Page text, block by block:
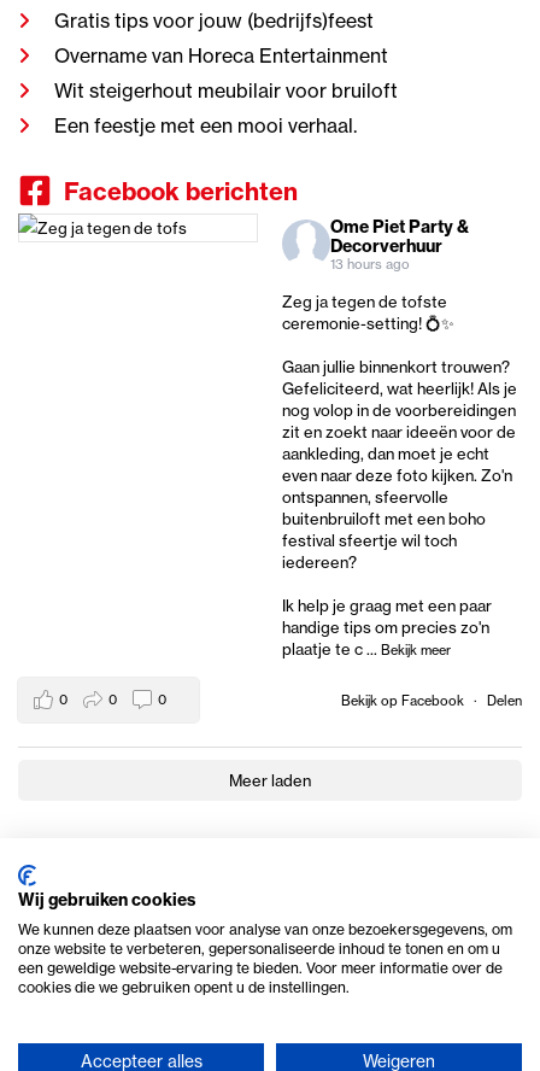
Gratis tips voor jouw (bedrijfs)feest
Overname van Horeca Entertainment
Wit steigerhout meubilair voor bruiloft
Een feestje met een mooi verhaal.
Facebook berichten
Ome Piet Party &
Decorverhuur
13 hours ago
Zeg ja tegen de tofste
ceremonie-setting! 💍✨
Gaan jullie binnenkort trouwen?
Gefeliciteerd, wat heerlijk! Als je
nog volop in de voorbereidingen
zit en zoekt naar ideeën voor de
aankleding, dan moet je echt
even naar deze foto kijken. Zo'n
ontspannen, sfeervolle
buitenbruiloft met een boho
festival sfeertje wil toch
iedereen?
Ik help je graag met een paar
handige tips om precies zo'n
plaatje te c... Bekijk meer
Bekijk op Facebook · Delen
0 0 0
Meer laden
Wij gebruiken cookies
We kunnen deze plaatsen voor analyse van onze bezoekersgegevens, om
onze website te verbeteren, gepersonaliseerde inhoud te tonen en om u
een geweldige website-ervaring te bieden. Voor meer informatie over de
cookies die we gebruiken opent u de instellingen.
Accepteer alles Weigeren